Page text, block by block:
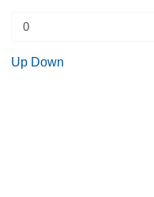
Up Down